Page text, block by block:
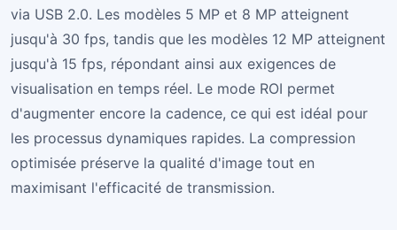
via USB 2.0. Les modèles 5 MP et 8 MP atteignent
jusqu'à 30 fps, tandis que les modèles 12 MP atteignent
jusqu'à 15 fps, répondant ainsi aux exigences de
visualisation en temps réel. Le mode ROI permet
d'augmenter encore la cadence, ce qui est idéal pour
les processus dynamiques rapides. La compression
optimisée préserve la qualité d'image tout en
maximisant l'efficacité de transmission.